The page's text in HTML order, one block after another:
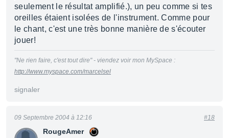
seulement le résultat amplifié.), un peu comme si tes
oreilles étaient isolées de l'instrument. Comme pour
le chant, c'est une très bonne manière de s'écouter
jouer!
"Ne rien faire, c'est tout dire" - viendez voir mon MySpace :
http://www.myspace.com/marcelsel
signaler
RougeAmer
09 Septembre 2004 à 12:16 #18